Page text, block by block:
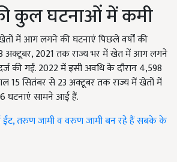
कुल घटनाओं में कमी
में आग लगने की घटनाएं पिछले वर्षों की
अक्टूबर, 2021 तक राज्य भर में खेत में आग लगने
की गईं. 2022 में इसी अवधि के दौरान 4,598
15 सितंबर से 23 अक्टूबर तक राज्य में खेतों में
सामने आई हैं.
ईंट, तरुण जामी व वरुण जामी बन रहे हैं सबके के